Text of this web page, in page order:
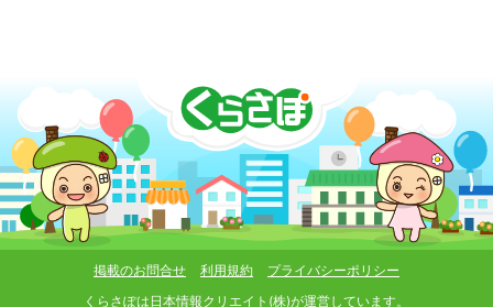
掲載のお問合せ 利用規約
プライバシーポリシー
くらさぽは 日本情報クリエイト(株)が運営しています。